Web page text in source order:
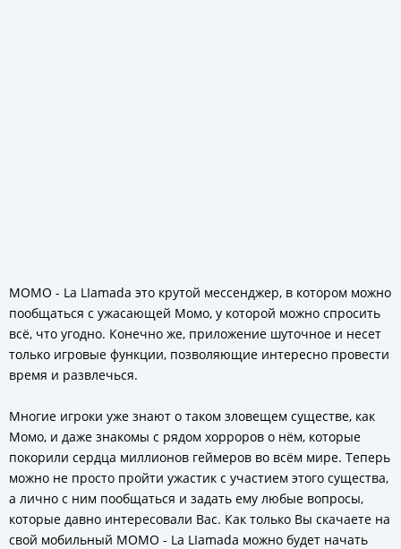
MOMO - La LIamada это крутой мессенджер, в котором можно
пообщаться с ужасающей Момо, у которой можно спросить
всё, что угодно. Конечно же, приложение шуточное и несет
только игровые функции, позволяющие интересно провести
время и развлечься.
Многие игроки уже знают о таком зловещем существе, как
Момо, и даже знакомы с рядом хорроров о нём, которые
покорили сердца миллионов геймеров во всём мире. Теперь
можно не просто пройти ужастик с участием этого существа,
а лично с ним пообщаться и задать ему любые вопросы,
которые давно интересовали Вас. Как только Вы скачаете на
свой мобильный MOMO - La LIamada можно будет начать